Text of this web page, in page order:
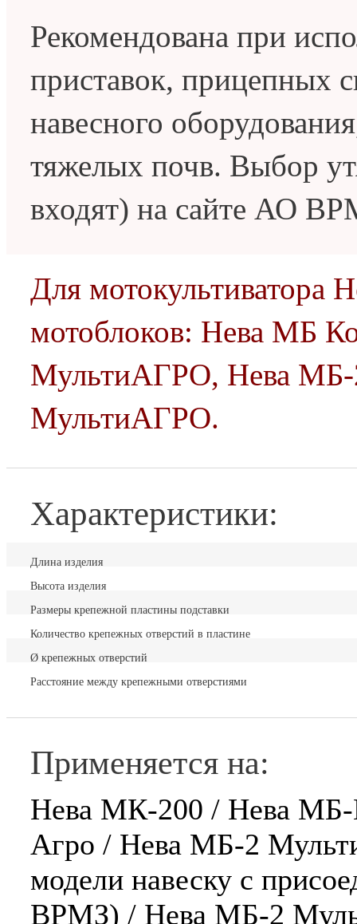
Рекомендована при
приставок, прицепных
навесного
тяжелых почв. Выбор
входят) на сайте АО
Для мотокультиватора
мотоблоков: Нева МБ
МультиАГРО, Нева
МультиАГРО.
Характеристики:
Длина изделия
Высота изделия
Размеры крепежной пластины подставки
Количество крепежных отверстий в пластине
Ø крепежных отверстий
Расстояние между крепежными отверстиями
Применяется на:
Нева МК-200 / Нева
Агро / Нева МБ-2
модели навеску с
ВРМЗ) / Нева МБ-2